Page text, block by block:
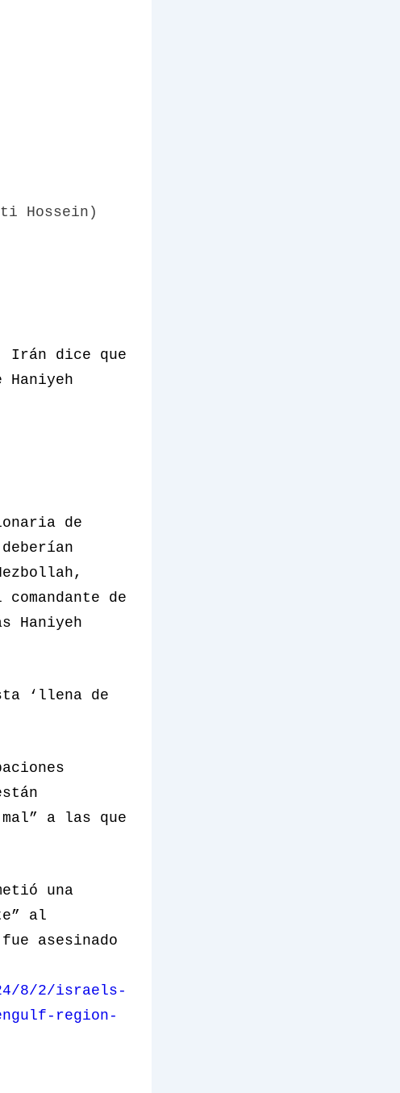
Hossein)
Irán dice que
Haniyeh
de
de
Haniyeh
‘llena de
a las que
una
al
asesinado
8/2/israels-
region-